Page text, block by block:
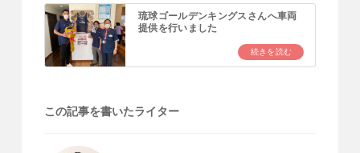
琉球ゴールデンキングスさんへ車両
提供を行いました
続きを読む
この記事を書いたライター